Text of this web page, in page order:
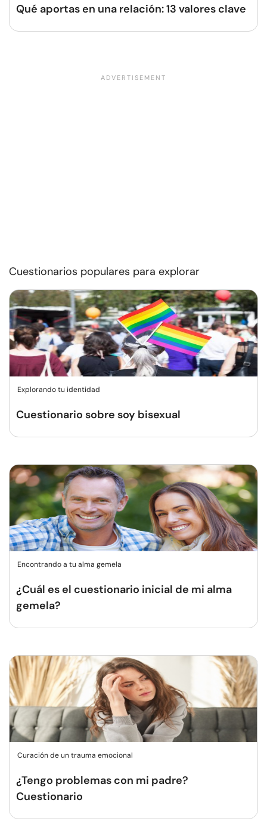
Qué aportas en una relación: 13 valores clave
Cuestionarios populares para explorar
Explorando tu identidad
Cuestionario sobre soy bisexual
Encontrando a tu alma gemela
¿Cuál es el cuestionario inicial de mi alma
gemela?
Curación de un trauma emocional
¿Tengo problemas con mi padre?
Cuestionario